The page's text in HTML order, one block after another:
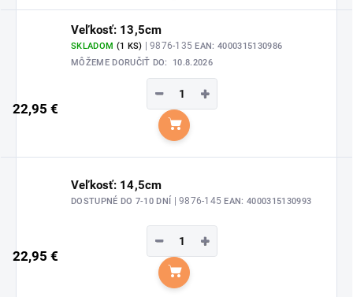
Veľkosť: 13,5cm
SKLADOM (1 KS) | 9876-135EAN: 4000315130986
MÔŽEME DORUČIŤ DO:
10.8.2026
22,95 €
+
−
Do košíka
Veľkosť: 14,5cm
DOSTUPNÉ DO 7-10 DNÍ | 9876-145EAN: 4000315130993
22,95 €
+
−
Do košíka